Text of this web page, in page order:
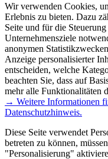
Wir verwenden Cookies,
Erlebnis zu bieten. Dazu
Seite und für die
Unternehmensziele
anonymen
Anzeige personalisierter
entscheiden, welche
beachten Sie, dass auf
mehr alle Funktionalitäten
→ Weitere Informationen
Datenschutzhinweis.
Diese Seite verwendet
betreten zu können,
"Personalisierung"